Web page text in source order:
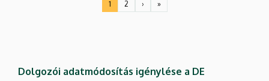
Jelenlegi
1
Oldal
2
Következő
›
Utolsó
»
Dolgozói adatmódosítás igénylése a DE